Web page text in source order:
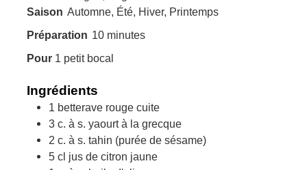
Saison Automne, Été, Hiver, Printemps
Préparation 10minutes
minutes
Pour 1 petit bocal
Ingrédients
1 betterave rouge cuite
3 c. à s. yaourt à la grecque
2 c. à s. tahin (purée de sésame)
5 cl jus de citron jaune